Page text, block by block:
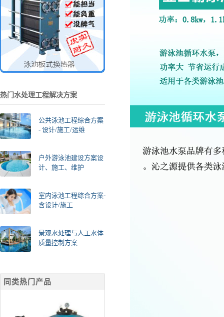
热门水处理工程解决方案
公共泳池工程综合方案
- 设计/施工/运维
户外游泳池建设方案设
计、施工、维护
室内泳池工程综合方案-
含设计/施工
景观水处理与人工水体
质量控制方案
同类热门产品